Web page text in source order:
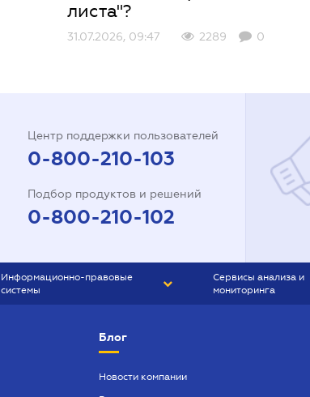
листа"?
31.07.2026, 09:47 2289 0
Центр поддержки пользователей
0-800-210-103
Подбор продуктов и решений
0-800-210-102
Информационно-правовые
системы
Сервисы анализа и
мониторинга
Блог
Новости компании